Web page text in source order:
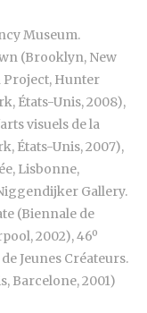
Museum.
(Brooklyn, New
Project, Hunter
États-Unis, 2008),
visuels de la
États-Unis, 2007),
Lisbonne,
Gallery.
(Biennale de
2002), 46º
Jeunes Créateurs.
Barcelone, 2001)